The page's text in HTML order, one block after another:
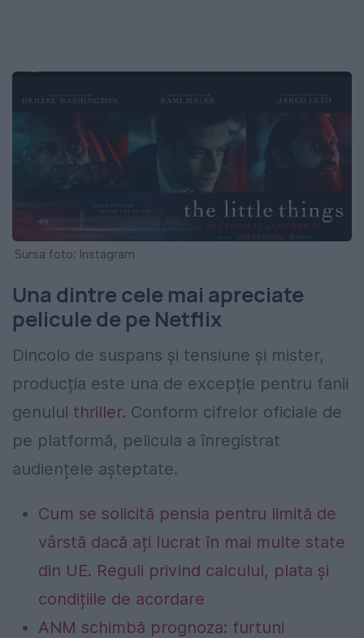
Sursa foto: Instagram
Una dintre cele mai apreciate
pelicule de pe Netflix
Dincolo de suspans și tensiune și mister,
producția este una de excepție pentru fanii
genului thriller. Conform cifrelor oficiale de
pe platformă, pelicula a înregistrat
audiențele așteptate.
Cum se solicită pensia pentru limită de
vârstă dacă ați lucrat în mai multe state
din UE. Reguli privind calculul, plata și
condițiile de acordare
ANM schimbă prognoza: furtuni